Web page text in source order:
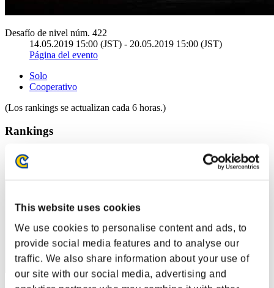
This website uses cookies
We use cookies to personalise content and ads, to
provide social media features and to analyse our
traffic. We also share information about your use of
our site with our social media, advertising and
Desafío de nivel núm. 422
14.05.2019 15:00 (JST) - 20.05.2019 15:00 (JST)
Página del evento
Solo
Cooperativo
(Los rankings se actualizan cada 6 horas.)
Rankings
Posición